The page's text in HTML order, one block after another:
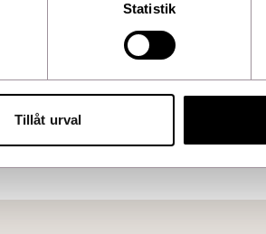
Statistik
Tillåt urval